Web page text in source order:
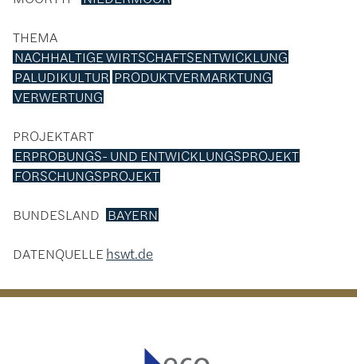
THEMA
NACHHALTIGE WIRTSCHAFTSENTWICKLUNG
PALUDIKULTUR PRODUKTVERMARKTUNG
VERWERTUNG
PROJEKTART
ERPROBUNGS- UND ENTWICKLUNGSPROJEKT
FORSCHUNGSPROJEKT
BUNDESLAND BAYERN
DATENQUELLEhswt.de